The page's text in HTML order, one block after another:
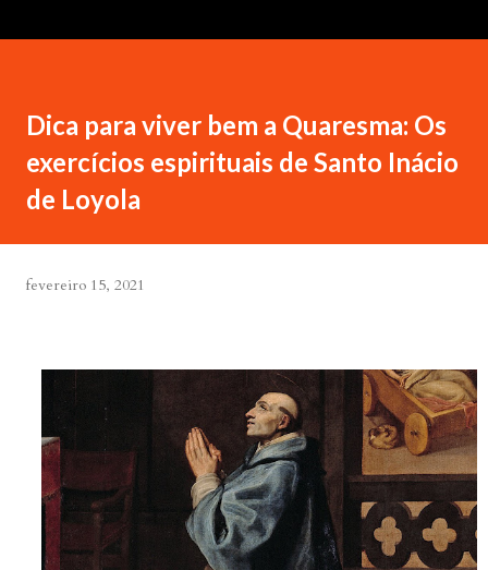
Dica para viver bem a Quaresma: Os
exercícios espirituais de Santo Inácio
de Loyola
fevereiro 15, 2021